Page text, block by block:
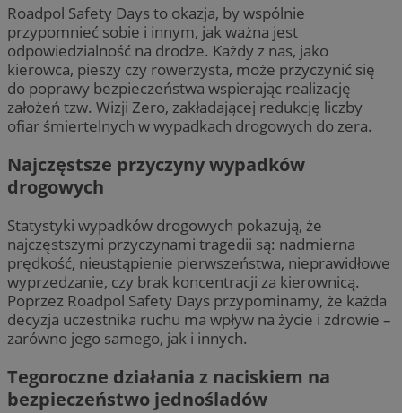
Roadpol Safety Days to okazja, by wspólnie
przypomnieć sobie i innym, jak ważna jest
odpowiedzialność na drodze. Każdy z nas, jako
kierowca, pieszy czy rowerzysta, może przyczynić się
do poprawy bezpieczeństwa wspierając realizację
założeń tzw. Wizji Zero, zakładającej redukcję liczby
ofiar śmiertelnych w wypadkach drogowych do zera.
Najczęstsze przyczyny wypadków
drogowych
Statystyki wypadków drogowych pokazują, że
najczęstszymi przyczynami tragedii są: nadmierna
prędkość, nieustąpienie pierwszeństwa, nieprawidłowe
wyprzedzanie, czy brak koncentracji za kierownicą.
Poprzez Roadpol Safety Days przypominamy, że każda
decyzja uczestnika ruchu ma wpływ na życie i zdrowie –
zarówno jego samego, jak i innych.
Tegoroczne działania z naciskiem na
bezpieczeństwo jednośladów